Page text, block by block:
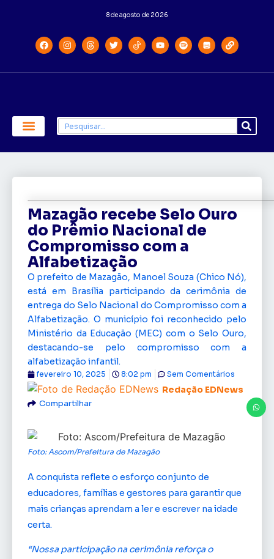
8 de agosto de 2026
Mazagão recebe Selo Ouro
do Prêmio Nacional de
Compromisso com a
Alfabetização
O prefeito de Mazagão, Manoel Souza (Chico Nó),
está em Brasília participando da cerimônia de
entrega do Selo Nacional do Compromisso com a
Alfabetização. O município foi reconhecido pelo
Ministério da Educação (MEC) com o Selo Ouro,
destacando-se pelo compromisso com a
alfabetização infantil.
Redação EDNews
fevereiro 10, 2025 8:02 pm Sem Comentários
Compartilhar
Foto: Ascom/Prefeitura de Mazagão
A conquista reflete o esforço conjunto de
educadores, famílias e gestores para garantir que
mais crianças aprendam a ler e escrever na idade
certa.
“Nossa participação na cerimônia reforça o